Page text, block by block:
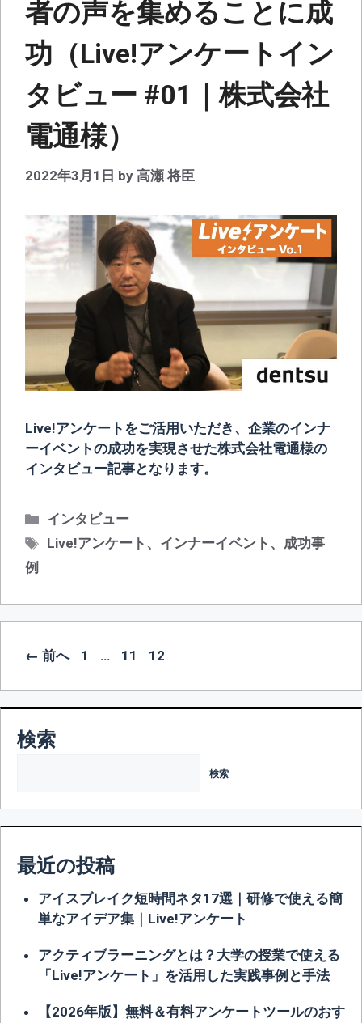
者の声を集めることに成
功（Live!アンケートイン
タビュー #01｜株式会社
電通様）
2022年3月1日 by 高瀬 将臣
Live!アンケートをご活用いただき、企業のインナ
ーイベントの成功を実現させた株式会社電通様の
インタビュー記事となります。
カ
テ
インタビュー
タ
Live!アンケート 、 インナーイベント 、 成功事
例
投
ナ
ゲ
← 前へ
ペ
ジ
1 …
ペ
ジ
11
ペ
ジ
12
検索
検索
最近の投稿
アイスブレイク短時間ネタ17選｜研修で使える簡
単なアイデア集｜Live!アンケート
アクティブラーニングとは？大学の授業で使える
「Live!アンケート」を活用した実践事例と手法
【2026年版】無料＆有料アンケートツールのおす